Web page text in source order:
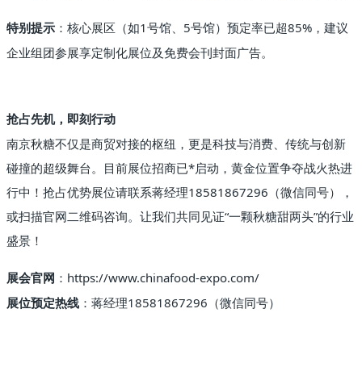
特别提示 ：核心展区（如1号馆、5号馆）预定率已超85%，建议
企业组团参展享定制化展位及免费会刊封面广告。
抢占先机，即刻行动
南京秋糖不仅是商贸对接的枢纽，更是科技与消费、传统与创新
碰撞的超级舞台。目前展位招商已*启动，黄金位置争夺战火热进
行中！抢占优势展位请联系蒋经理18581867296（微信同号），
或扫描官网二维码咨询。让我们共同见证“一颗秋糖甜两头”的行业
盛景！
展会官网 ：https://www.chinafood-expo.com/
展位预定热线 ：蒋经理18581867296（微信同号）